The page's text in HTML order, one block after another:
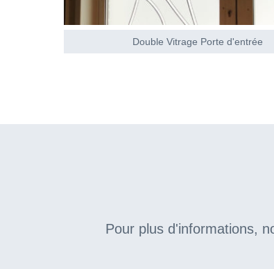
Double Vitrage Porte d'entrée
Pour plus d'informations,